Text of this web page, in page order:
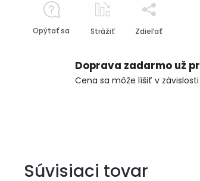
Opýtať sa Strážiť Zdieľať
Doprava zadarmo už
Cena sa môže líšiť v
Súvisiaci tovar